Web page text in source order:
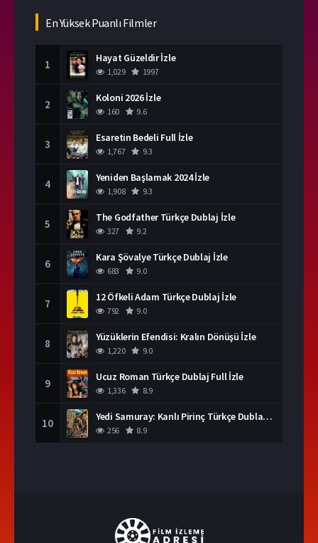
En Yüksek Puanlı Filmler
1 Hayat Güzeldir İzle
1,029 1997
2 Koloni 2026 İzle
160 9.6
3 Esaretin Bedeli Full İzle
1,767 9.3
4 Yeniden Başlamak 2024 İzle
1,908 9.3
5 The Godfather Türkçe Dublaj İzle
327 9.2
6 Kara Şövalye Türkçe Dublaj İzle
683 9.0
7 12 Öfkeli Adam Türkçe Dublaj İzle
792 9.0
8 Yüzüklerin Efendisi: Kralın Dönüşü İzle
1,220 9.0
9 Ucuz Roman Türkçe Dublaj Full İzle
1,336 8.9
10 Yedi Samuray: Kanlı Pirinç Türkçe Dublaj İzle
256 8.9